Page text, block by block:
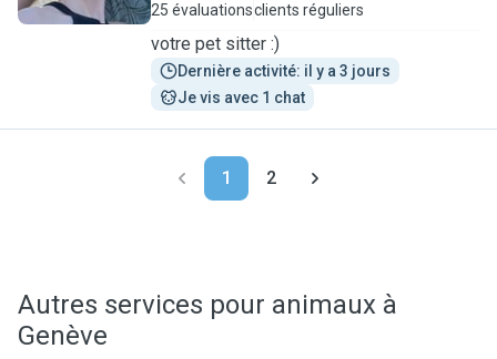
25 évaluationsclients réguliers
votre pet sitter :)
Dernière activité: il y a 3 jours
Je vis avec 1 chat
1 2
Autres services pour animaux à
Genève